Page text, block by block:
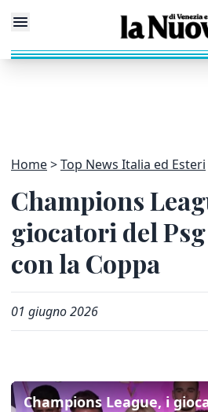
Home Top News Italia ed Esteri
Champions
giocatori del
con la Coppa
01 giugno 2026